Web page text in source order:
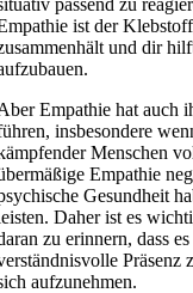
ist der
und dir
Empathie hat auch
insbesondere
Menschen
Empathie
Gesundheit
Daher ist es
zu erinnern, dass
Präsenz
aufzunehmen.